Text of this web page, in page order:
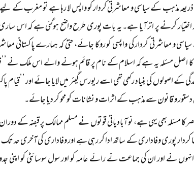
مذہب کے سیاسی و معاشرتی کردار کو واپس لا رہا ہے تو مغرب کے
کرنے پر اتر آیا ہے۔ یہ بات پوری طرح واضح ہوگئی ہے کہ اس
و معاشرتی کردار کی واپسی کو روکا جائے، حتیٰ کہ ہمارے
اصل مسئلہ یہ ہے کہ اسلام کے نام پر قائم ہونے والے اس ملک نے
کے اصولوں کی بنیاد رکھی تھی اسے ریورس گیئر میں لایا جائے اور
دستور و قانون سے مذہب کے اثرات و نشانات کو محو کر دیا جائے۔
مصر کا مسئلہ بھی یہی ہے، نو آبادیاتی قوتوں نے مسلم ممالک پر قبضہ
اپنا کردار پوری وفاداری کے ساتھ ادا کر رہی ہے اور وفاداری کی آخری
نے اور ان کی جماعت نے رائے عامہ کو اور سول سوسائٹی کو اپنی